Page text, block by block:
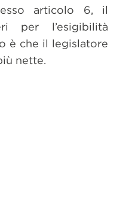
articolo 6, il
per l’esigibilità
è che il legislatore
nette.